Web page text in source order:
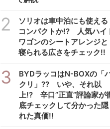
2
ソリオは車中泊にも使える
コンパクトか!? 人気ハイ
ワゴンのシートアレンジと
寝られる広さをチェック!!
3
BYDラッコはN-BOXの「
クリ」?? いや、それ以
上!? 辛口”正直”評論家が
底チェックして分かった隠
れた真価!!